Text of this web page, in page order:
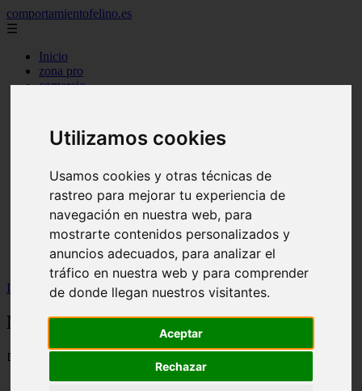
Utilizamos cookies
Usamos cookies y otras técnicas de
rastreo para mejorar tu experiencia de
navegación en nuestra web, para
mostrarte contenidos personalizados y
anuncios adecuados, para analizar el
tráfico en nuestra web y para comprender
de donde llegan nuestros visitantes.
Aceptar
Rechazar
comportamientofelino.es
☰
Inicio
zona pro
comercio
actualidad
acuariofilia 2
articulos
nombres para gatos
novedades
tablon de anuncios
uncategorized
zona pro
Inicio
gatos2 >Nombres para Perras de Películas
Nombres para Perras de Películas
📅 12/06/2025